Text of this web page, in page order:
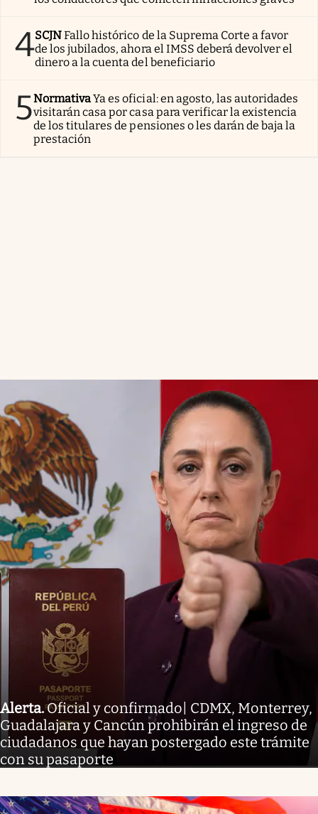
4SCJNFallo histórico de la Suprema Corte a favor
de los jubilados, ahora el IMSS deberá devolver el
dinero a la cuenta del beneficiario
5NormativaYa es oficial: en agosto, las autoridades
visitarán casa por casa para verificar la existencia
de los titulares de pensiones o les darán de baja la
prestación
Alerta.Oficial y confirmado| CDMX, Monterrey,
Guadalajara y Cancún prohibirán el ingreso de
ciudadanos que hayan postergado este trámite
con su pasaporte